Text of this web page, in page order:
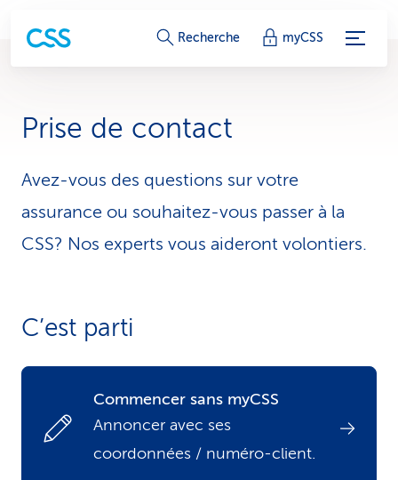
L
s
d
e
v
i
c
Recherche myCSS
Prise de contact
Avez-vous des questions sur votre
assurance ou souhaitez-vous passer à la
CSS? Nos experts vous aideront volontiers.
C’est parti
Commencer sans myCSS
Annoncer avec ses
coordonnées / numéro-client.